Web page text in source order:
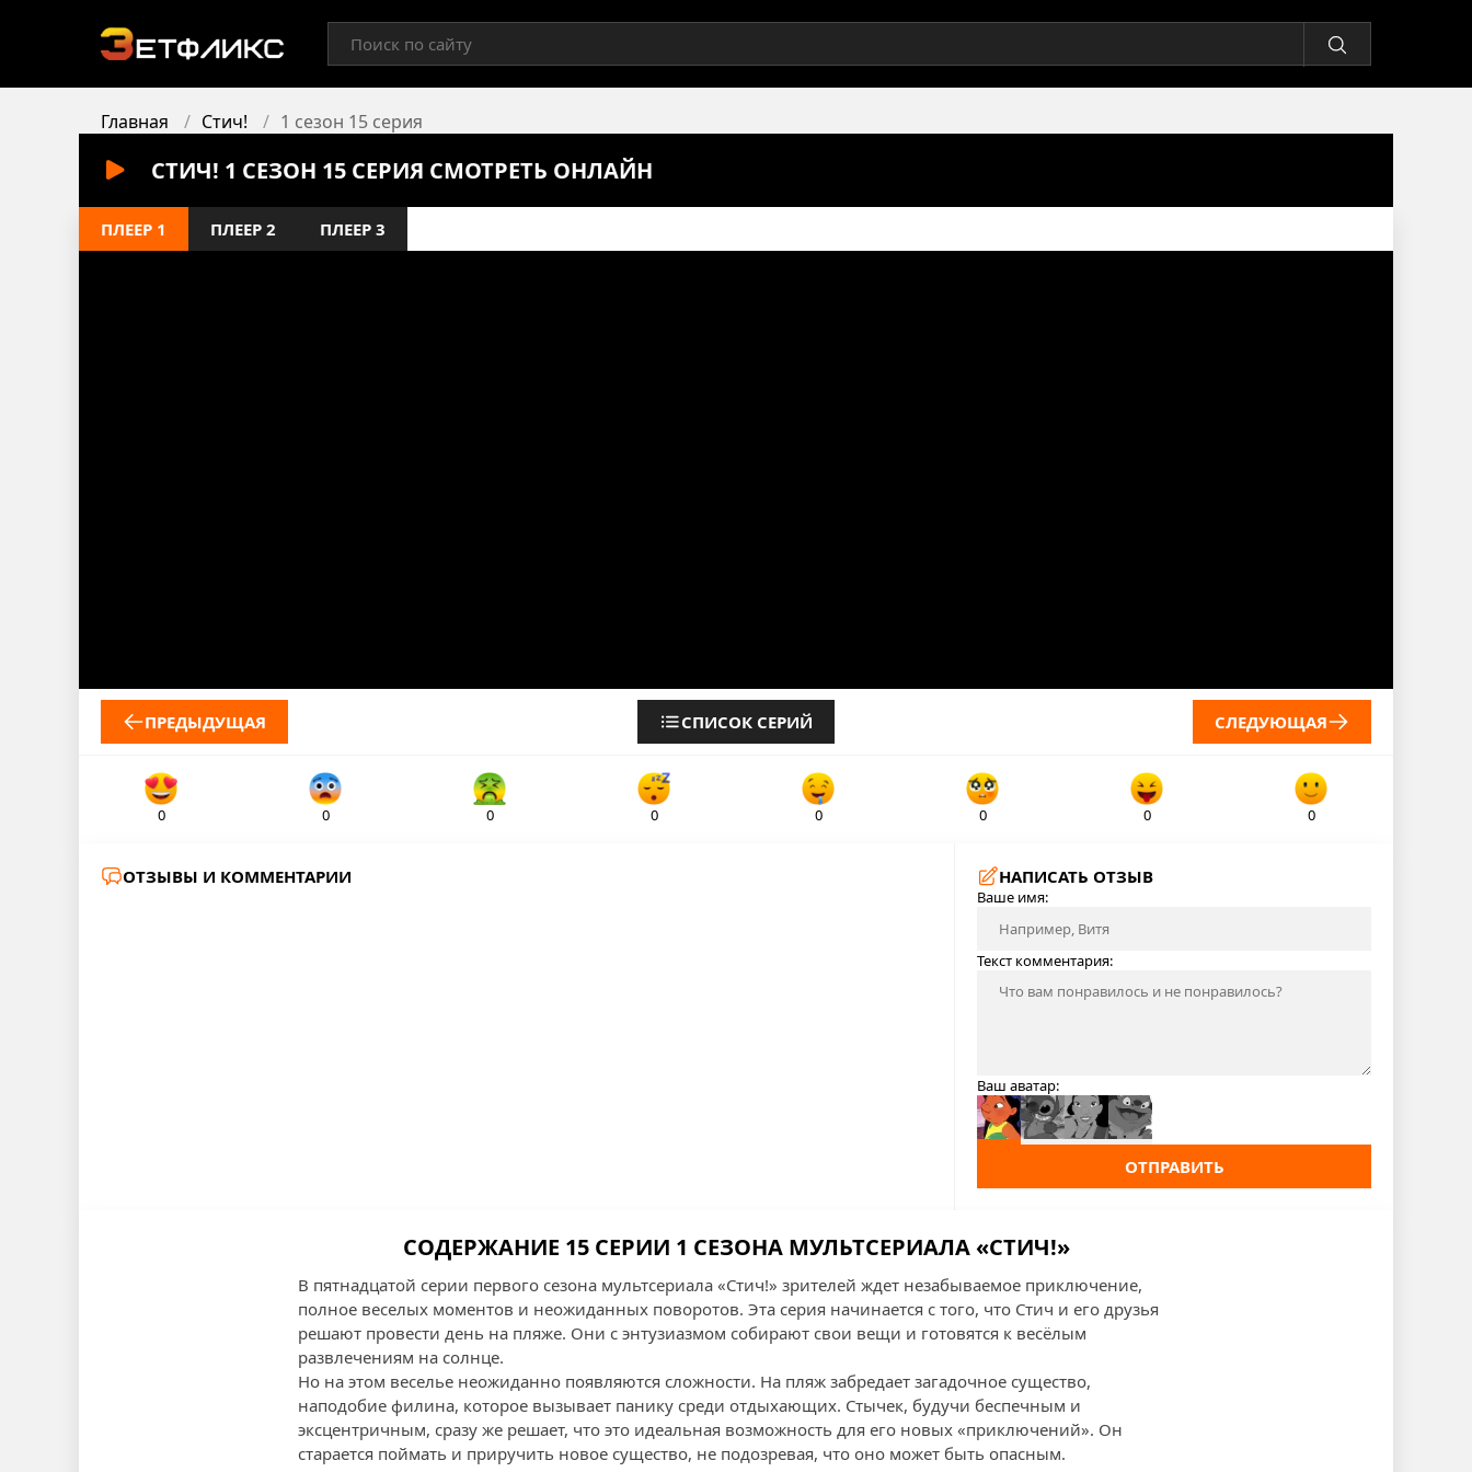
Главная Стич! 1 сезон 15 серия
СТИЧ! 1 СЕЗОН 15 СЕРИЯ СМОТРЕТЬ ОНЛАЙН
ПЛЕЕР 1 ПЛЕЕР 2 ПЛЕЕР 3
ПРЕДЫДУЩАЯ СПИСОК СЕРИЙ СЛЕДУЮЩАЯ
0 0 0 0 0 0 0 0
ОТЗЫВЫ И КОММЕНТАРИИ НАПИСАТЬ ОТЗЫВ
Ваше имя:
Текст комментария:
Ваш аватар:
ОТПРАВИТЬ
СОДЕРЖАНИЕ 15 СЕРИИ 1 СЕЗОНА МУЛЬТСЕРИАЛА «СТИЧ!»
В пятнадцатой серии первого сезона мультсериала «Стич!» зрителей ждет незабываемое приключение,
полное веселых моментов и неожиданных поворотов. Эта серия начинается с того, что Стич и его друзья
решают провести день на пляже. Они с энтузиазмом собирают свои вещи и готовятся к весёлым
развлечениям на солнце.
Но на этом веселье неожиданно появляются сложности. На пляж забредает загадочное существо,
наподобие филина, которое вызывает панику среди отдыхающих. Стычек, будучи беспечным и
эксцентричным, сразу же решает, что это идеальная возможность для его новых «приключений». Он
старается поймать и приручить новое существо, не подозревая, что оно может быть опасным.